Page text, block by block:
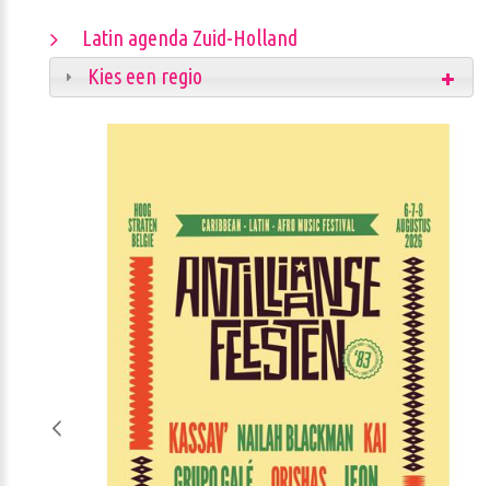
Latin agenda Zuid-Holland
Kies een regio